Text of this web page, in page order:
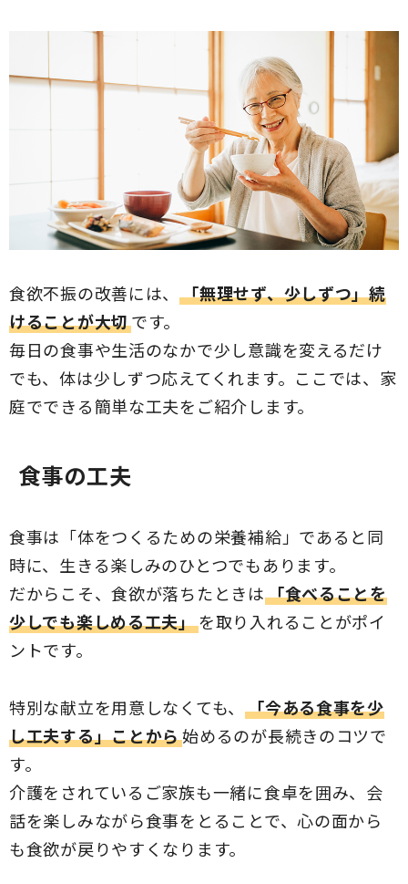
食欲不振の改善には、「無理せず、少しずつ」続
けることが大切です。
毎日の食事や生活のなかで少し意識を変えるだけ
でも、体は少しずつ応えてくれます。ここでは、家
庭でできる簡単な工夫をご紹介します。
食事の工夫
食事は「体をつくるための栄養補給」であると同
時に、生きる楽しみのひとつでもあります。
だからこそ、食欲が落ちたときは「食べることを
少しでも楽しめる工夫」を取り入れることがポイ
ントです。
特別な献立を用意しなくても、「今ある食事を少
し工夫する」ことから始めるのが長続きのコツで
す。
介護をされているご家族も一緒に食卓を囲み、会
話を楽しみながら食事をとることで、心の面から
も食欲が戻りやすくなります。